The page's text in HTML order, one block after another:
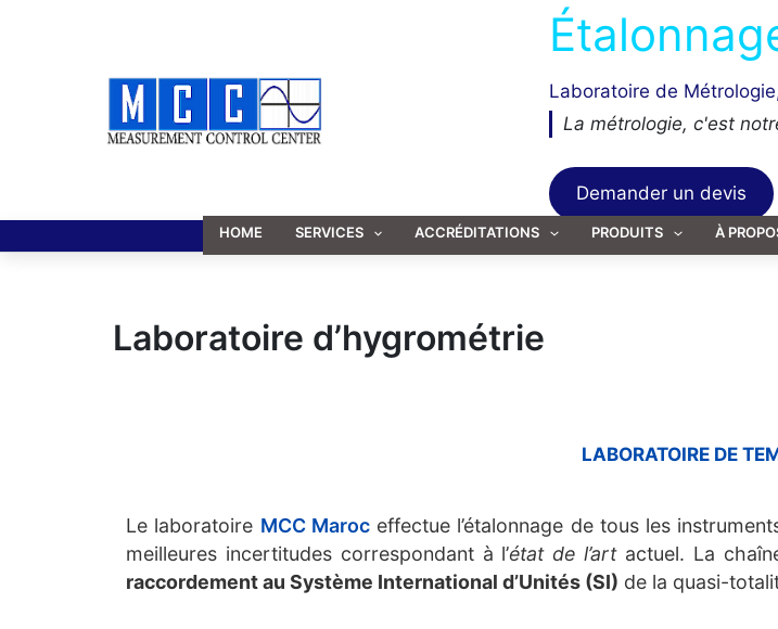
Laboratoire de
La métrologie, c'est
Demander un devis
HOME SERVICES ACCRÉDITATIONS PRODUITS À
Laboratoire d’hygrométrie
LABORATOIRE DE
Le laboratoire MCC Maroceffectue l’étalonnage de tous les
meilleures incertitudes correspondant à l’état de l’artactuel. La
raccordement au Système International d’Unités (SI) de la quasi-